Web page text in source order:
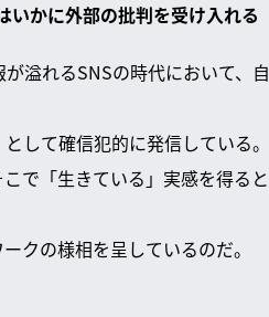
いかに外部の批判を受け入れる
溢れるSNSの時代において、自
して確信犯的に発信している。
で「生きている」実感を得ると
クの様相を呈しているのだ。